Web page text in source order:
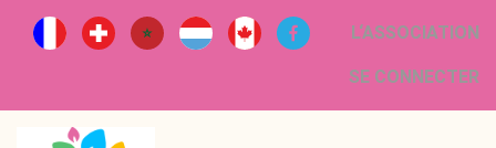
L‘ASSOCIATION
SE CONNECTER